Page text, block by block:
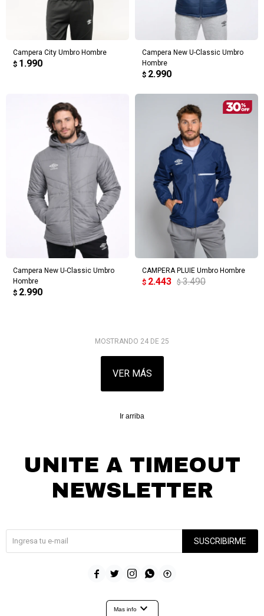
Campera City Umbro Hombre
$ 1.990
Campera New U-Classic Umbro
Hombre
$ 2.990
Campera New U-Classic Umbro
Hombre
$ 2.990
CAMPERA PLUIE Umbro Hombre
$ 2.443 $ 3.490
MOSTRANDO 24 DE 25
VER MÁS
Ir arriba
UNITE A TIMEOUT
NEWSLETTER
SUSCRIBIRME
    
Mas infoexpand_more